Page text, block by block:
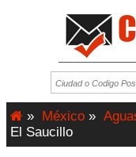
» México »
El Saucillo